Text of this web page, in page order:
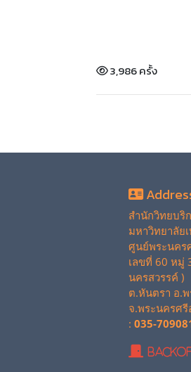
3,986 ครั้ง
สำนักวิทยบริ
มหาวิทยาลัย
ศูนย์พระนคร
เลขที่ 60 หมู่
นครสวรรค์ )
ต.หันตรา อ.
จ.พระนครศ
: 035-